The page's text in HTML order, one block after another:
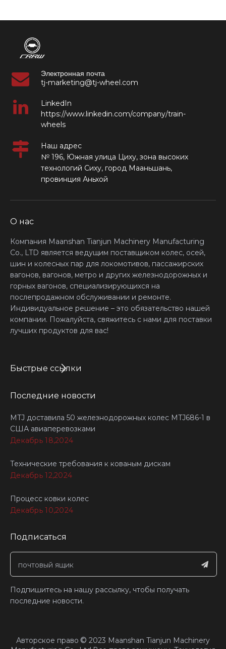
Электронная почта
tj-marketing@tj-wheel.com
LinkedIn
https://www.linkedin.com/company/train-
wheels
Наш адрес
№ 196, Южная улица Циху, зона высоких
технологий Сиху, город Мааньшань,
провинция Аньхой
О нас
Компания Maanshan Tianjun Machinery Manufacturing
Co., LTD является ведущим поставщиком колес, осей,
шин и колесных пар для локомотивов, пассажирских
вагонов, вагонов, метро и других железнодорожных и
горных вагонов, специализирующихся на
послепродажном обслуживании и ремонте.
Индивидуальное решение – это обязательство нашей
компании. Пожалуйста, свяжитесь с нами для поставки
лучших продуктов для вас!
Быстрые ссылки
Последние новости
MTJ доставила 50 железнодорожных колес MTJ686-1 в
США авиаперевозками
Декабрь 18,2024
Технические требования к кованым дискам
Декабрь 12,2024
Процесс ковки колес
Декабрь 10,2024
Подписаться
Подпишитесь на нашу рассылку, чтобы получать
последние новости.
Авторское право © 2023 Maanshan Tianjun Machinery